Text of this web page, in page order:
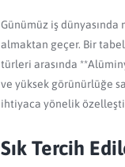
Günümüz iş
almaktan geçer. Bir
türleri arasında
ve yüksek görünürlüğe
ihtiyaca yönelik
Sık Tercih